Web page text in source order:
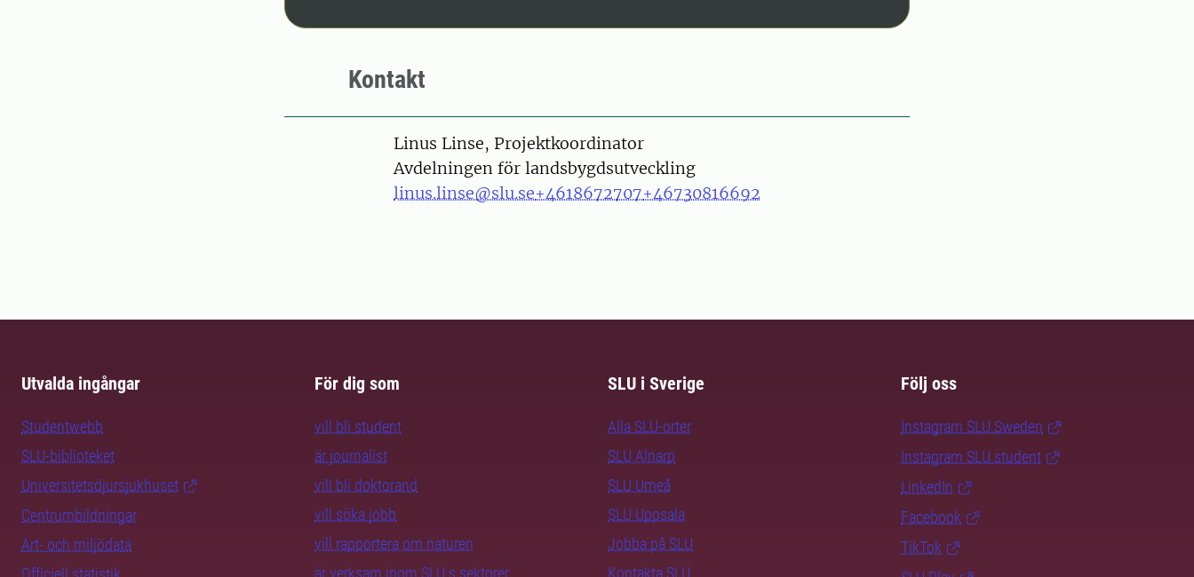
Kontakt
PersonLinus Linse, Projektkoordinator
Avdelningen för landsbygdsutveckling
linus.linse@slu.se+4618672707+46730816692
Utvalda ingångar
Studentwebb
SLU-biblioteket
Universitetsdjursjukhuset
Centrumbildningar
Art- och miljödata
För dig som
vill bli student
är journalist
vill bli doktorand
vill söka jobb
vill rapportera om naturen
är verksam inom SLU:s sektorer
SLU i Sverige
Alla SLU-orter
SLU Alnarp
SLU Umeå
SLU Uppsala
Jobba på SLU
Kontakta SLU
Följ oss
Instagram SLU.Sweden
Instagram SLU.student
LinkedIn
Facebook
TikTok